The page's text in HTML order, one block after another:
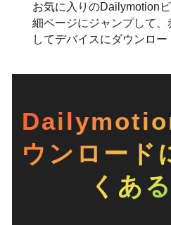
お気に入りのDailymotion
細ページにジャンプして、
してデバイスにダウンロー
ウンロード
くあ